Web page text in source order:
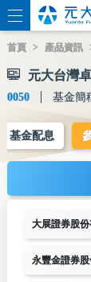
首頁 產品資訊
元大台灣
0050 基金簡
基金配息
大展證券股份
永豐金證券股